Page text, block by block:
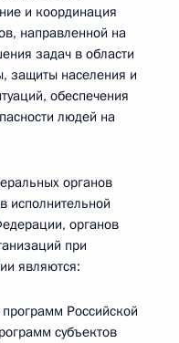
и координация
направленной на
задач в области
защиты населения и
обеспечения
людей на
органов
исполнительной
органов
при
являются:
Российской
субъектов